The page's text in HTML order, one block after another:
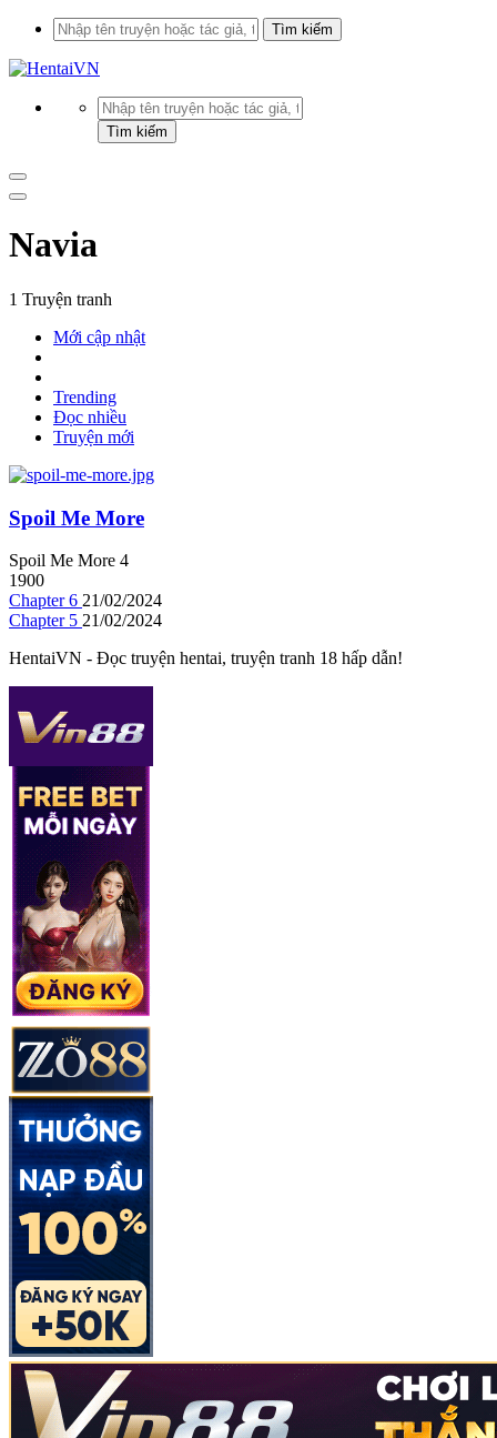
Navia
1 Truyện tranh
Mới cập nhật
Trending
Đọc nhiều
Truyện mới
Spoil Me More
Spoil Me More 4
1900
Chapter 6 21/02/2024
Chapter 5 21/02/2024
HentaiVN - Đọc truyện hentai, truyện tranh 18 hấp dẫn!